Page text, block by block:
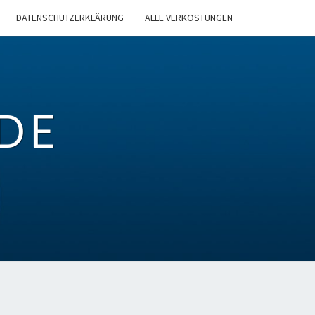
DATENSCHUTZERKLÄRUNG ALLE VERKOSTUNGEN